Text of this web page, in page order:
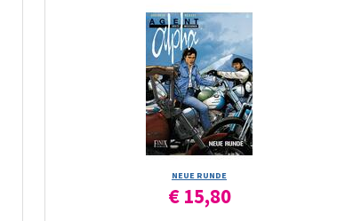
NEUE RUNDE
€ 15,80